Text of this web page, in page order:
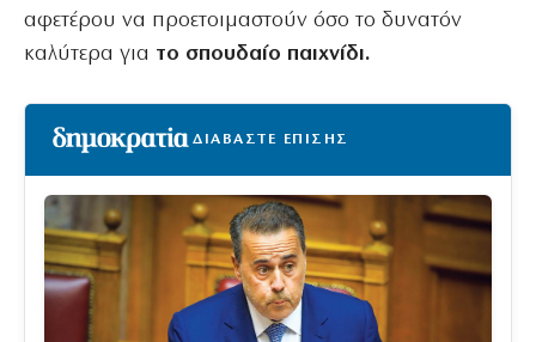
αφετέρου να προετοιμαστούν όσο το δυνατόν
καλύτερα για το σπουδαίο παιχνίδι.
ΔΙΑΒΑΣΤΕ ΕΠΙΣΗΣ